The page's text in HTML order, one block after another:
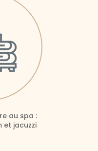
au spa :
et jacuzzi